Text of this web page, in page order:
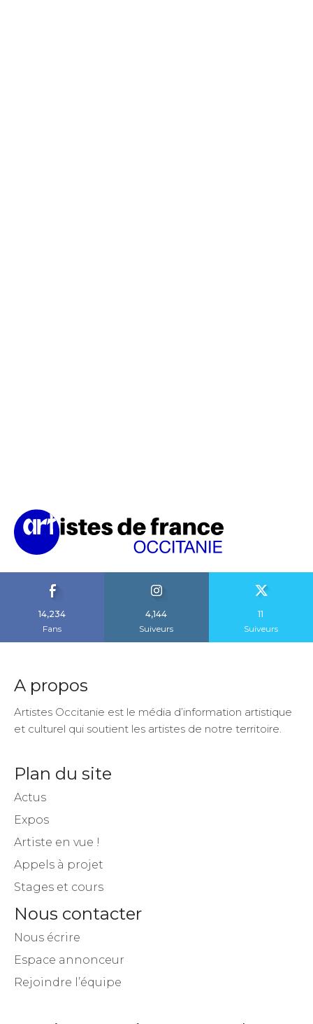
14,234
Fans
4,144
Suiveurs
11
Suiveurs
Artistes Occitanie est le média d’information artistique
et culturel qui soutient les artistes de notre territoire.
Actus
Nous contacter
Nous écrire